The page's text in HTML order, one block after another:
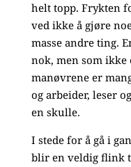
helt topp. Frykten
ved ikke å gjøre
masse andre ting.
nok, men som ikke
manøvrene er
og arbeider, leser
en skulle.
I stede for å gå i
blir en veldig flink